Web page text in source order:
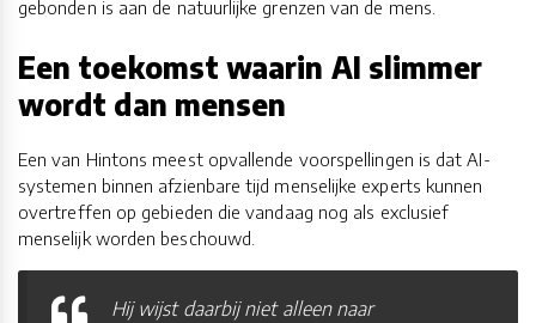
gebonden is aan de natuurlijke grenzen van de mens.
Een toekomst waarin AI slimmer
wordt dan mensen
Een van Hintons meest opvallende voorspellingen is dat AI-
systemen binnen afzienbare tijd menselijke experts kunnen
overtreffen op gebieden die vandaag nog als exclusief
menselijk worden beschouwd.
Hij wijst daarbij niet alleen naar